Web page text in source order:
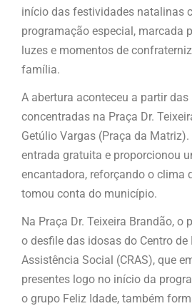
início das festividades natalinas
programação especial, marcada
luzes e momentos de
família.
A abertura aconteceu a partir
concentradas na Praça Dr.
Getúlio Vargas (Praça da Matriz).
entrada gratuita e proporcionou
encantadora, reforçando o clima
tomou conta do município.
Na Praça Dr. Teixeira Brandão, o
o desfile das idosas do Centro de
Assistência Social (CRAS), que
presentes logo no início da
o grupo Feliz Idade, também